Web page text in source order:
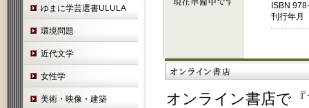
ゆまに学芸選書ULULA
環境問題
近代文学
女性学
美術・映像・建築
ISBN
刊行年
オンライン書店で